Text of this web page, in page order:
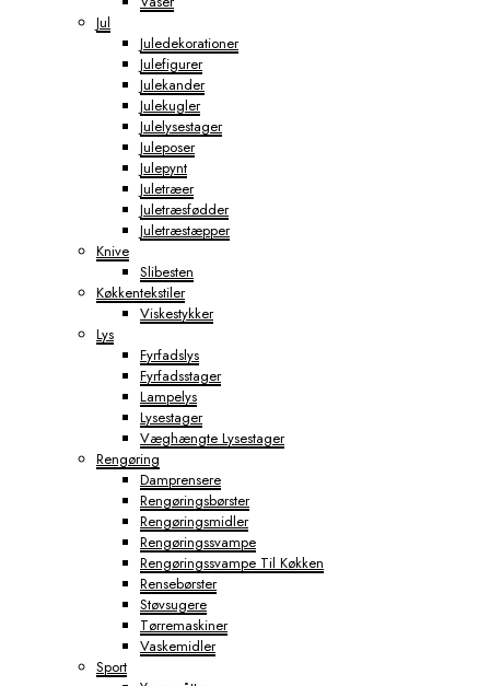
Jul
Juledekorationer
Julefigurer
Julekander
Julekugler
Julelysestager
Juleposer
Julepynt
Juletræer
Juletræsfødder
Juletræstæpper
Knive
Slibesten
Køkkentekstiler
Viskestykker
Lys
Fyrfadslys
Fyrfadsstager
Lampelys
Lysestager
Væghængte Lysestager
Rengøring
Damprensere
Rengøringsbørster
Rengøringsmidler
Rengøringssvampe
Rengøringssvampe Til Køkken
Rensebørster
Støvsugere
Tørremaskiner
Vaskemidler
Sport